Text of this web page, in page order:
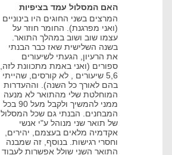
האם המסלול עמד בציפיות
המרצים בשני החוגים היו בינוניים
(ואני מפרגנת). החומר חוזר על
עצמו שוב ושוב במהלך התואר.
בשנה השלישית שאז כבר הבנתי
את הרעיון, הגעתי לשיעורים
ספורים (ואני באמת מתכוונת לזה,
5,6 שיעורים , לא קורסים, שהייתי
בהם לאורך כל השנה). וההעדרות
המוחלטת שלי מהתואר לא מנעה
ממני להמשיך ולקבל מעל 90 בכל
המבחנים. הבנתי גם שכל המסלול
של תואר שני מנוהל ע"י אנשי
אקדמיה מלאים בעצמם, יהירים,
וחסרי רגישות. בנוסף, זה שמבנה
התואר השני שולל אפשרות לעבוד